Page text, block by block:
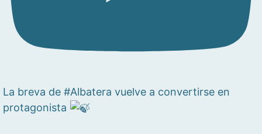
La breva de #Albatera vuelve a convertirse en
protagonista